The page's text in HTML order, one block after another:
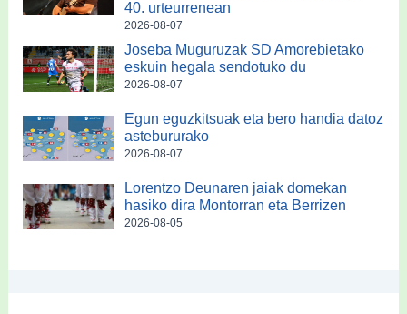
40. urteurrenean
2026-08-07
Joseba Muguruzak SD Amorebietako
eskuin hegala sendotuko du
2026-08-07
Egun eguzkitsuak eta bero handia datoz
astebururako
2026-08-07
Lorentzo Deunaren jaiak domekan
hasiko dira Montorran eta Berrizen
2026-08-05